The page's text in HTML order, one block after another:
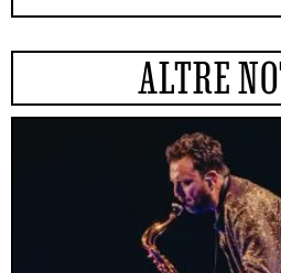
ALTRE